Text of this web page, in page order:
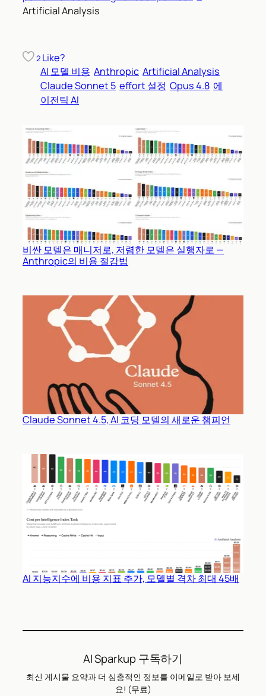
Artificial Analysis
2 Like?
AI 모델 비용 Anthropic Artificial Analysis
Claude Sonnet 5 effort 설정 Opus 4.8 에
이전틱 AI
비싼 모델은 매니저로, 저렴한 모델은 실행자로 —
Anthropic의 비용 절감법
Claude Sonnet 4.5, AI 코딩 모델의 새로운 챔피언
AI 지능지수에 비용 지표 추가, 모델별 격차 최대 45배
AI Sparkup 구독하기
최신 게시물 요약과 더 심층적인 정보를 이메일로 받아 보세
요! (무료)